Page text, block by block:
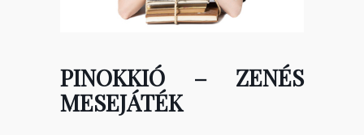
PINOKKIÓ – ZENÉS
MESEJÁTÉK